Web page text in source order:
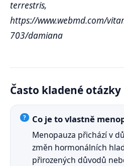
terrestris,
https://www.webmd.com/
703/damiana
Často kladené otázky
Co je to vlastně
Menopauza přichází v
změn hormonálních
přirozených důvodů